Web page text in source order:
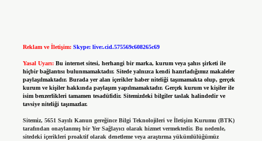
Reklam ve İletişim: Skype: live:.cid.575569c608265c69
Yasal Uyarı: Bu internet sitesi, herhangi bir marka, kurum veya şahıs şirketi ile
hiçbir bağlantısı bulunmamaktadır. Sitede yalnızca kendi hazırladığımız makaleler
paylaşılmaktadır. Burada yer alan içerikler haber niteliği taşımamakta olup, gerçek
kurum ve kişiler hakkında paylaşım yapılmamaktadır. Gerçek kurum ve kişiler ile
isim benzerlikleri tamamen tesadüfidir. Sitemizdeki bilgiler taslak halindedir ve
tavsiye niteliği taşımazlar.
Sitemiz, 5651 Sayılı Kanun gereğince Bilgi Teknolojileri ve İletişim Kurumu (BTK)
tarafından onaylanmış bir Yer Sağlayıcı olarak hizmet vermektedir. Bu nedenle,
sitedeki içerikleri proaktif olarak denetleme veya araştırma yükümlülüğümüz